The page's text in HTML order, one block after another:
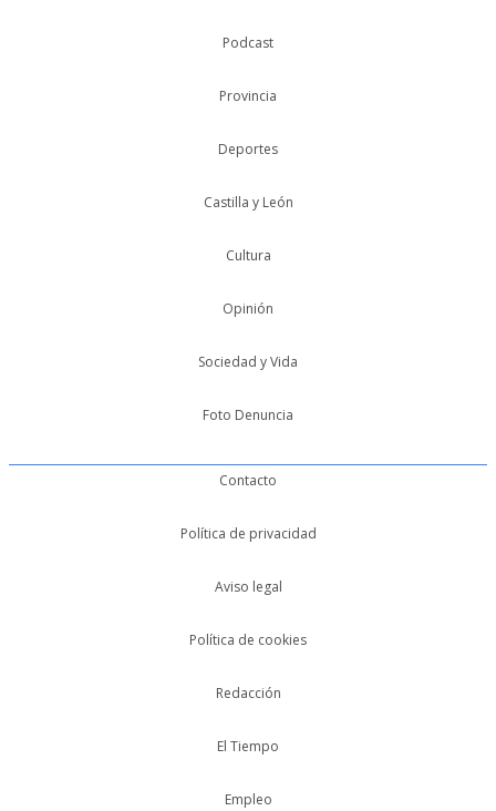
Podcast
Provincia
Deportes
Castilla y León
Cultura
Opinión
Sociedad y Vida
Foto Denuncia
Contacto
Política de privacidad
Aviso legal
Política de cookies
Redacción
El Tiempo
Empleo